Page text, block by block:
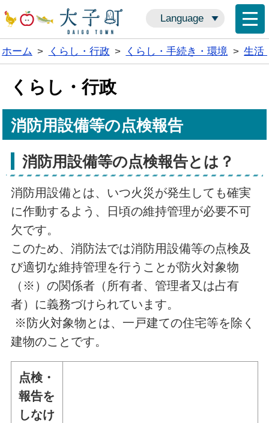
Language
ホーム > くらし・行政 > くらし・手続き・環境 > 生活
くらし・行政
消防用設備等の点検報告
消防用設備等の点検報告とは？
消防用設備とは、いつ火災が発生しても確実
に作動するよう、日頃の維持管理が必要不可
欠です。
このため、消防法では消防用設備等の点検及
び適切な維持管理を行うことが防火対象物
（※）の関係者（所有者、管理者又は占有
者）に義務づけられています。
※防火対象物とは、一戸建ての住宅等を除く
建物のことです。
点検・
報告を
しなけ